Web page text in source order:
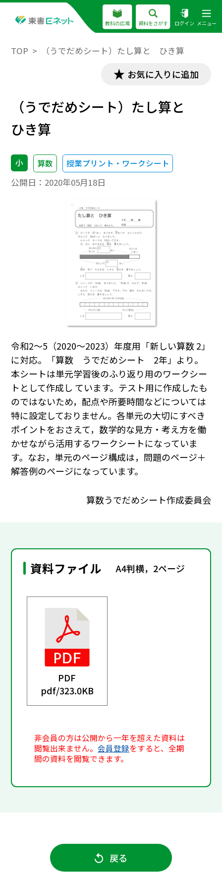
教科の広場 資料をさがす ログイン メニュー
TOP （うでだめシート）たし算と ひき算
お気に入りに追加
（うでだめシート）たし算と
ひき算
小 算数 授業プリント・ワークシート
公開日： 2020年05月18日
令和2～5（2020～2023）年度用「新しい算数 2」
に対応。「算数 うでだめシート 2年」より。
本シートは単元学習後のふり返り用のワークシー
トとして作成し ています。テスト用に作成したも
のではないため，配点や所要時間などについては
特に設定しておりません。各単元の大切にすべき
ポイントをおさえて，数学的な見方・考え方を働
かせながら活用するワークシートになっていま
す。なお，単元のページ構成は，問題のページ＋
解答例のページになっています。
算数うでだめシート作成委員会
資料ファイル A4判横，2ページ
PDF
pdf/323.0KB
非会員の方は公開から一年を超えた資料は
閲覧出来ません。会員登録をすると、全期
間の資料を閲覧できます。
戻る